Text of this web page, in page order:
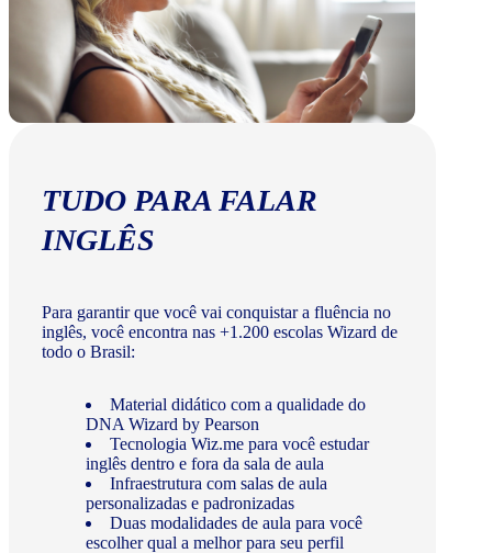
TUDO PARA FALAR
INGLÊS
Para garantir que você vai conquistar a fluência no
inglês, você encontra nas +1.200 escolas Wizard de
todo o Brasil:
Material didático com a qualidade do
DNA Wizard by Pearson
Tecnologia Wiz.me para você estudar
inglês dentro e fora da sala de aula
Infraestrutura com salas de aula
personalizadas e padronizadas
Duas modalidades de aula para você
escolher qual a melhor para seu perfil